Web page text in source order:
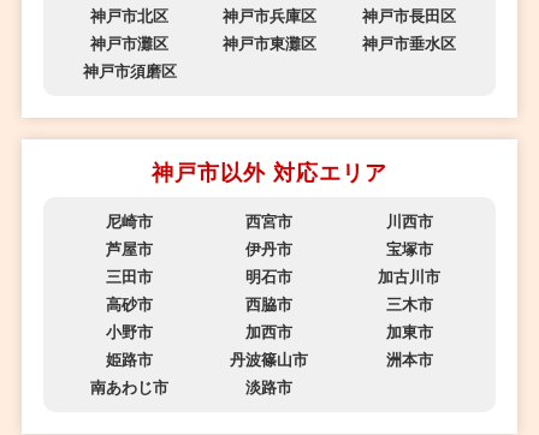
神戸市北区
神戸市兵庫区
神戸市長田区
神戸市灘区
神戸市東灘区
神戸市垂水区
神戸市須磨区
神戸市以外 対応エリア
尼崎市 西宮市
川西市
芦屋市
伊丹市
宝塚市
三田市
明石市
加古川市
高砂市
西脇市
三木市
小野市
加西市
加東市
姫路市
丹波篠山市
洲本市
南あわじ市
淡路市